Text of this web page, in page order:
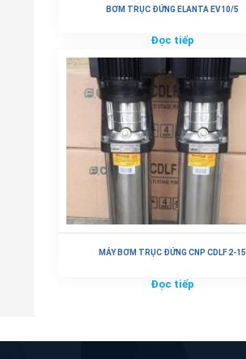
BƠM TRỤC ĐỨNG ELANTA EV10/5
Đọc tiếp
MÁY BƠM TRỤC ĐỨNG CNP CDLF 2-15
Đọc tiếp